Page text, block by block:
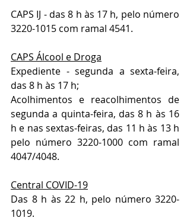
CAPS IJ - das 8 h às 17 h, pelo número
3220-1015 com ramal 4541.
CAPS Álcool e Droga
Expediente - segunda a sexta-feira,
das 8 h às 17 h;
Acolhimentos e reacolhimentos de
segunda a quinta-feira, das 8 h às 16
h e nas sextas-feiras, das 11 h às 13 h
pelo número 3220-1000 com ramal
4047/4048.
Central COVID-19
Das 8 h às 22 h, pelo número 3220-
1019.